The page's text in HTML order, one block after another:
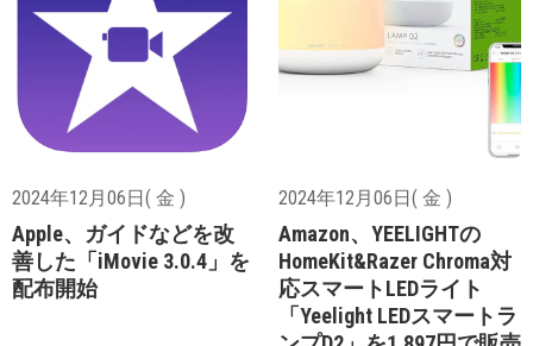
2024年12月06日( 金 )
Apple、ガイドなどを改
善した「iMovie 3.0.4」を
配布開始
2024年12月06日( 金 )
Amazon、YEELIGHTの
HomeKit&Razer Chroma対
応スマートLEDライト
「Yeelight LEDスマートラ